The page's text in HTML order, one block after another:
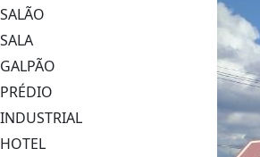
SALÃO
SALA
GALPÃO
PRÉDIO
INDUSTRIAL
HOTEL